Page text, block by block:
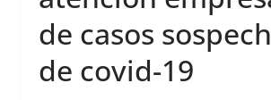
de casos
de covid-19